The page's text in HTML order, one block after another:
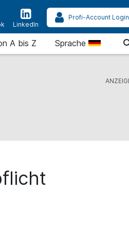
LinkedIn
Profi-Account Login
A bis Z Sprache